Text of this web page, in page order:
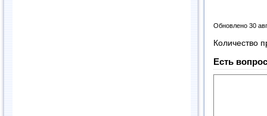
Обновлено 30
Количество
Есть